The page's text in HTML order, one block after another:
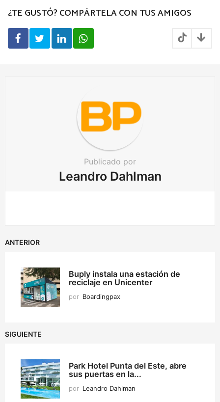
P
a
i
¿TE GUSTÓ? COMPÁRTELA CON TUS AMIGOS
Publicado por
Leandro Dahlman
ANTERIOR
Buply instala una estación de
reciclaje en Unicenter
por Boardingpax
SIGUIENTE
Park Hotel Punta del Este, abre
sus puertas en la...
por Leandro Dahlman